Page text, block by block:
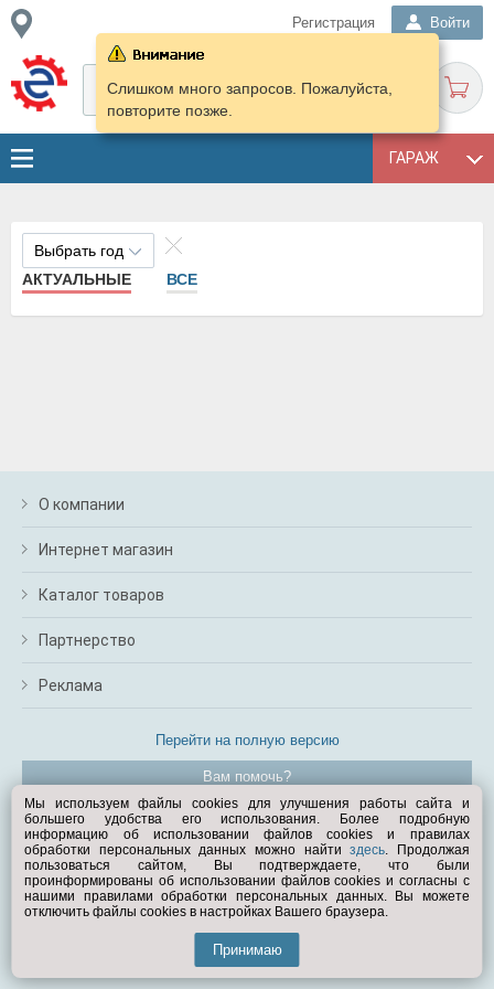
Регистрация Войти
ГАРАЖ
Слишком много запросов. Пожалуйста,
повторите позже.
Выбрать год
АКТУАЛЬНЫЕ
ВСЕ
О компании
Интернет магазин
Каталог товаров
Партнерство
Реклама
Перейти на полную версию
Вам помочь?
© Exist.ru 1998—2026
Мы используем файлы cookies для улучшения работы сайта и
большего удобства его использования. Более подробную
информацию об использовании файлов cookies и правилах
обработки персональных данных можно найтиздесь. Продолжая
пользоваться сайтом, Вы подтверждаете, что были
проинформированы об использовании файлов cookies и согласны с
нашими правилами обработки персональных данных. Вы можете
отключить файлы cookies в настройках Вашего браузера.
Принимаю